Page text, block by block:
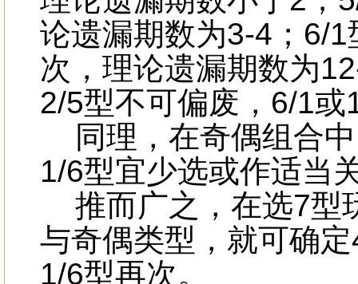
论遗漏期数为3-4；6/
次，理论遗漏期数为
2/5型不可偏废，6/1
同理，在奇偶组合中
1/6型宜少选或作适当
推而广之，在选7型
与奇偶类型，就可确
1/6型再次。